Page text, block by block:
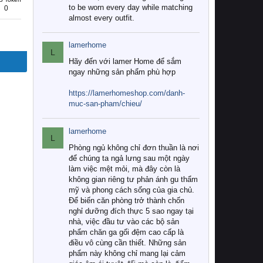
0
to be worn every day while matching
almost every outfit.
L
lamerhome
Hãy đến với lamer Home để sắm
ngay những sản phẩm phù hợp
https://lamerhomeshop.com/danh-
muc-san-pham/chieu/
L
lamerhome
Phòng ngủ không chỉ đơn thuần là nơi
để chúng ta ngả lưng sau một ngày
làm việc mệt mỏi, mà đây còn là
không gian riêng tư phản ánh gu thẩm
mỹ và phong cách sống của gia chủ.
Để biến căn phòng trở thành chốn
nghỉ dưỡng đích thực 5 sao ngay tại
nhà, việc đầu tư vào các bộ sản
phẩm chăn ga gối đệm cao cấp là
điều vô cùng cần thiết. Những sản
phẩm này không chỉ mang lại cảm